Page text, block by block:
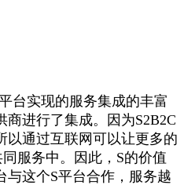
台实现的服务集成的丰富
进行了集成。因为S2B2C
以通过互联网可以让更多的
服务中。因此，S的价值
与这个S平台合作，服务越